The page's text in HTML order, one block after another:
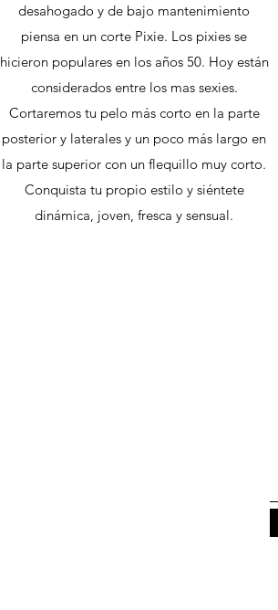
desahogado y de bajo mantenimiento
piensa en un corte Pixie. Los pixies se
hicieron populares en los años 50. Hoy están
considerados entre los mas sexies.
Cortaremos tu pelo más corto en la parte
posterior y laterales y un poco más largo en
la parte superior con un flequillo muy corto.
Conquista tu propio estilo y siéntete
dinámica, joven, fresca y sensual.